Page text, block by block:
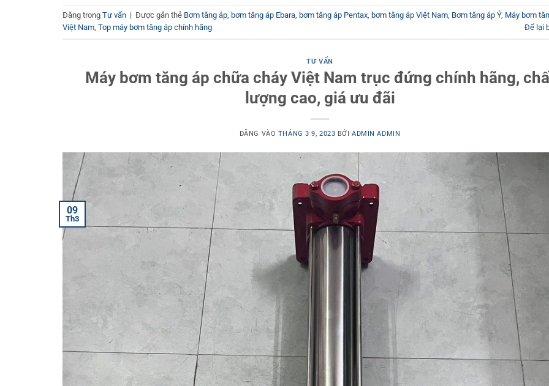
Đăng trong Tư vấn | Được gắn thẻ Bơm tăng áp, bơm tăng áp Ebara, bơm tăng áp Pentax, bơm tăng áp Việt Nam, Bơm tăng áp Ý, Máy bơm
Việt Nam, Top máy bơm tăng áp chính hãng Để lại
TƯ VẤN
Máy bơm tăng áp chữa cháy Việt Nam trục đứng chính hãng,
lượng cao, giá ưu đãi
ĐĂNG VÀO THÁNG 3 9, 2023 BỞIADMIN ADMIN
09
Th3